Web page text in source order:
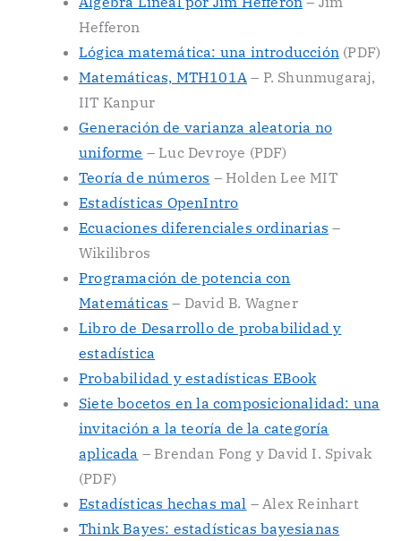
Hefferon
Lógica matemática: una introducción (PDF)
Matemáticas, MTH101A – P. Shunmugaraj,
IIT Kanpur
Generación de varianza aleatoria no
uniforme – Luc Devroye (PDF)
Teoría de números – Holden Lee MIT
Estadísticas OpenIntro
Ecuaciones diferenciales ordinarias –
Wikilibros
Programación de potencia con
Matemáticas – David B. Wagner
Libro de Desarrollo de probabilidad y
estadística
Probabilidad y estadísticas EBook
Siete bocetos en la composicionalidad: una
invitación a la teoría de la categoría
aplicada – Brendan Fong y David I. Spivak
(PDF)
Estadísticas hechas mal – Alex Reinhart
Think Bayes: estadísticas bayesianas